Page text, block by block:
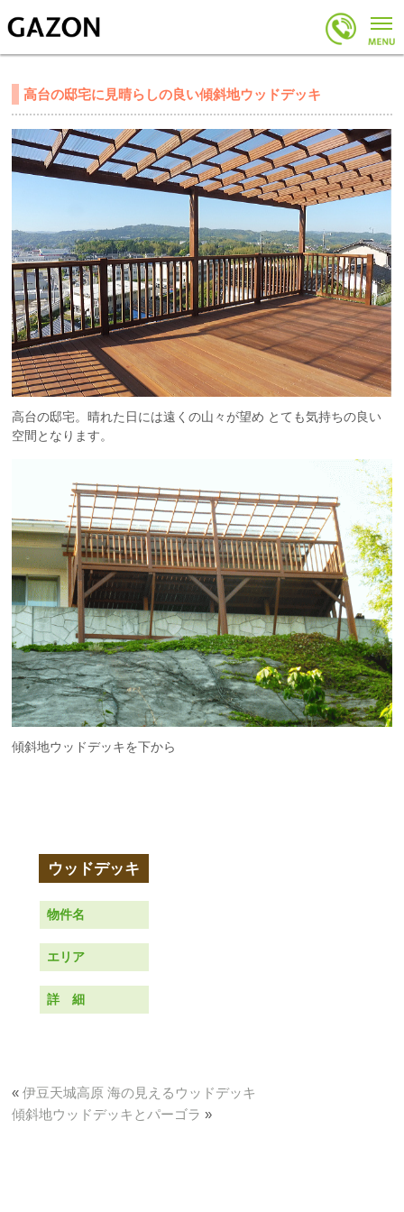
高台の邸宅に見晴らしの良い傾斜地ウッドデッキ
高台の邸宅。晴れた日には遠くの山々が望め とても気持ちの良い
空間となります。
傾斜地ウッドデッキを下から
物件名
エリア
詳 細
«伊豆天城高原 海の見えるウッドデッキ
傾斜地ウッドデッキとパーゴラ »